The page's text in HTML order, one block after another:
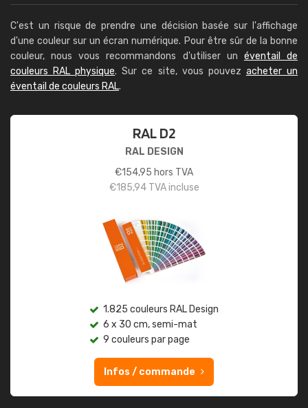
C'est un risque de prendre une décision basée sur l'affichage
d'une couleur sur un écran numérique. Pour être sûr de la bonne
couleur, nous vous recommandons d'utiliser un éventail de
couleurs RAL physique. Sur ce site, vous pouvez acheter un
éventail de couleurs RAL.
RAL D2
RAL DESIGN
€154,95 hors TVA
€185,94TVA incluse
1.825 couleurs RAL Design
6 x 30 cm, semi-mat
9 couleurs par page
Infos / commande